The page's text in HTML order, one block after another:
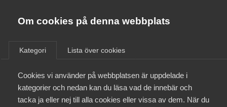
Om cookies på denna webbplats
Kategori Lista över cookies
Cookies vi använder på webbplatsen är uppdelade i
kategorier och nedan kan du läsa vad de innebär och
tacka ja eller nej till alla cookies eller vissa av dem. När du
Almega Utbildning
Innovations­företagen
Om Almega
Aktuellt
Medlemskapet
Remiss av betänkandet (SOU
2015:88) Gestaltad livsmiljö